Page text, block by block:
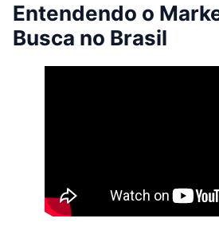
Entendendo o
Busca no Brasil